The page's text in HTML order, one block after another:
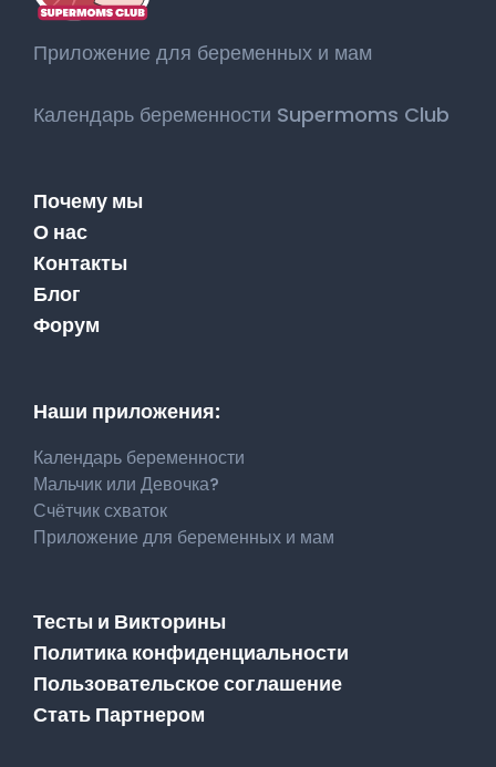
Приложение для беременных и мам
Календарь беременности Supermoms Club
Почему мы
О нас
Контакты
Блог
Форум
Наши приложения:
Календарь беременности
Мальчик или Девочка?
Счётчик схваток
Приложение для беременных и мам
Тесты и Викторины
Политика конфиденциальности
Пользовательское соглашение
Стать Партнером